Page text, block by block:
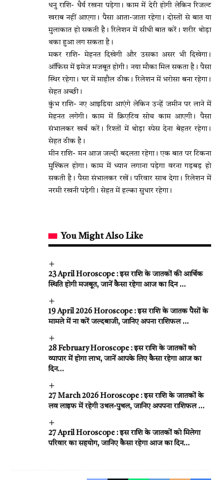
धनु राशि- धैर्य रखना पड़ेगा। काम में देरी होगी लेकिन रिजल्ट
खराब नहीं आएगा। पैसा आता-जाता रहेगा। दोस्तों से बात या
मुलाकात हो सकती है। रिलेशन में सीधी बात करें। शरीर थोड़ा
थका हुआ लग सकता है।
मकर राशि- मेहनत दिखेगी और उसका असर भी दिखेगा।
ऑफिस में इमेज मजबूत होगी। नया मौका मिल सकता है। पैसा
स्थिर रहेगा। घर में माहौल ठीक। रिलेशन में भरोसा बना रहेगा।
सेहत अच्छी।
कुंभ राशि- नए आइडिया आएंगे लेकिन उन्हें जमीन पर लाने में
मेहनत लगेगी। काम में क्रिएटिव सोच काम आएगी। पैसा
संभालकर खर्च करें। रिश्तों में थोड़ा स्पेस देना बेहतर रहेगा।
सेहत ठीक है।
मीन राशि- मन आज जल्दी बदलता रहेगा। एक बात पर टिकना
मुश्किल होगा। काम में ध्यान लगाना पड़ेगा वरना गड़बड़ हो
सकती है। पैसा संभालकर रखें। परिवार साथ देगा। रिलेशन में
नरमी रखनी पड़ेगी। सेहत में हल्का सुधार रहेगा।
You Might Also Like
23 April Horoscope : इस राशि के जातकों की आर्थिक
स्थिति होगी मजबूत, जानें कैसा रहेगा आज का दिन …
19 April 2026 Horoscope : इस राशि के जातक पैसों के
मामले में ना करें जल्दबाजी, जानिए अपना राशिफल …
28 February Horoscope : इस राशि के जातकों को
व्यापार में होगा लाभ, जानें आपके लिए कैसा रहेगा आज का
दिन…
27 March 2026 Horoscope : इस राशि के जातकों के
लव लाइफ में रहेगी उथल-पुथल, जानिए अपपना राशिफल …
27 April Horoscope : इस राशि के जातकों को मिलेगा
परिवार का सहयोग, जानिए कैसा रहेगा आज का दिन…